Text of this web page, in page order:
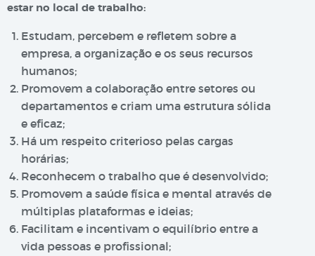
estar no local de trabalho:
Estudam, percebem e refletem sobre a
empresa, a organização e os seus recursos
humanos;
Promovem a colaboração entre setores ou
departamentos e criam uma estrutura sólida
e eficaz;
Há um respeito criterioso pelas cargas
horárias;
Reconhecem o trabalho que é desenvolvido;
Promovem a saúde física e mental através de
múltiplas plataformas e ideias;
Facilitam e incentivam o equilíbrio entre a
vida pessoas e profissional;